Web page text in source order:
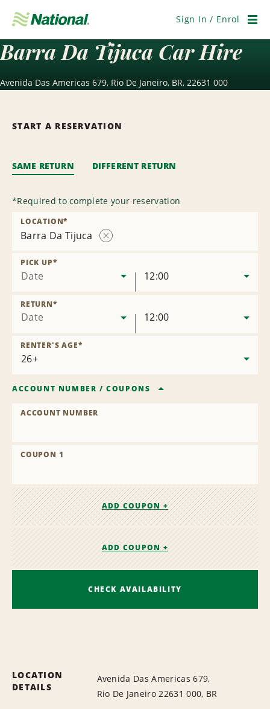
Navigation
Sign In / Enrol
Barra Da Tijuca Car Hire
Avenida Das Americas 679, Rio De Janeiro, BR, 22631 000
START A RESERVATION
SAME RETURN DIFFERENT RETURN
*Required to complete your reservation
Barra Da Tijuca
LOCATION*
Date
PICK UP*
12:00
Date
RETURN*
12:00
RENTER'S AGE*
ACCOUNT NUMBER /COUPONS
ACCOUNT NUMBER
COUPON 1
ADD COUPON +
ADD COUPON +
CHECK AVAILABILITY
LOCATION
DETAILS
Avenida Das Americas 679,
Rio De Janeiro 22631 000, BR